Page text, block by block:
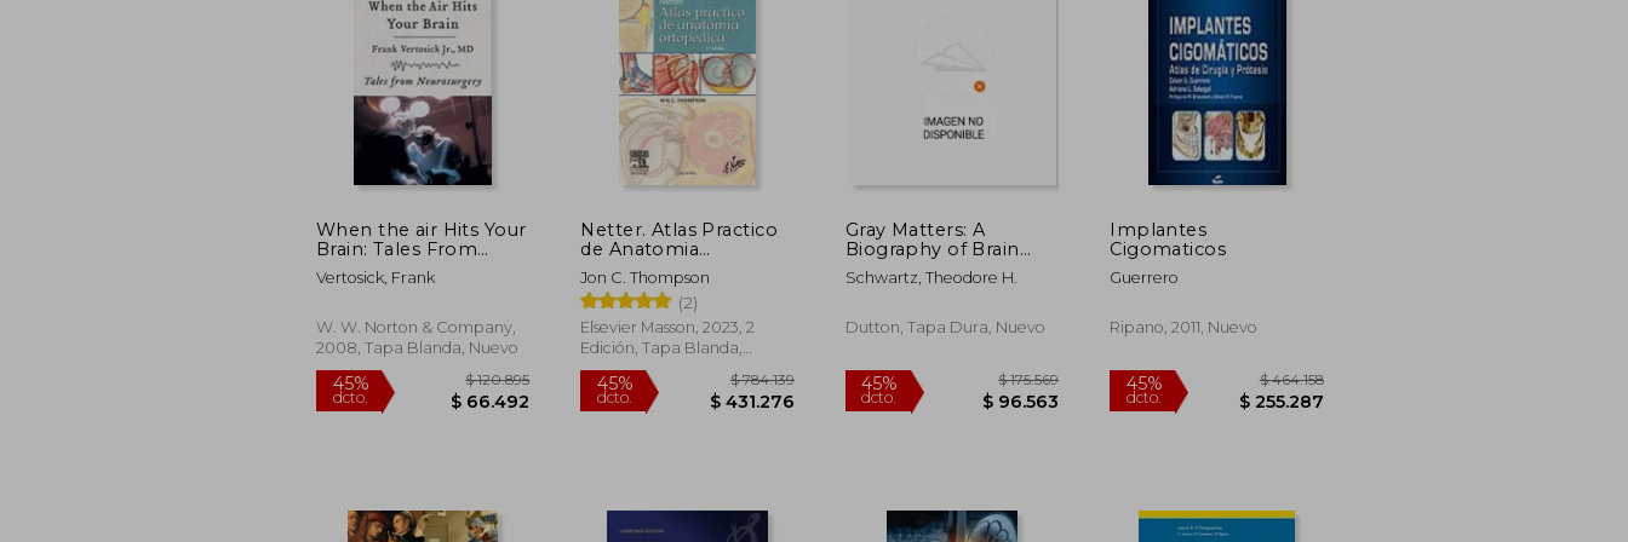
45%
dcto.
45%
dcto.
45%
dcto.
$ 346.778
$ 190.728
45%
dcto.
When the air Hits Your
Brain: Tales From
Neurosurgery (en
Inglés)
Vertosick, Frank
W. W. Norton & Company,
2008, Tapa Blanda, Nuevo
Netter. Atlas Practico
de Anatomia
Ortopedica 2ªEd.
Jon C. Thompson
(2)
Elsevier Masson, 2023, 2
Edición, Tapa Blanda,
Nuevo
Gray Matters: A
Biography of Brain
Surgery (en Inglés)
Schwartz, Theodore H.
Dutton, Tapa Dura, Nuevo
Implantes
Cigomaticos
Guerrero
Ripano, 2011, Nuevo